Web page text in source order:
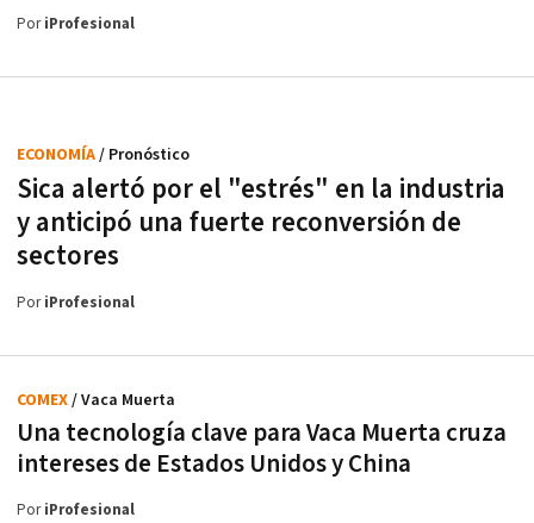
PoriProfesional
Sica alertó por el "estrés" en la industria
y anticipó una fuerte reconversión de
sectores
ECONOMÍA/ Pronóstico
PoriProfesional
Una tecnología clave para Vaca Muerta cruza
intereses de Estados Unidos y China
COMEX/ Vaca Muerta
PoriProfesional